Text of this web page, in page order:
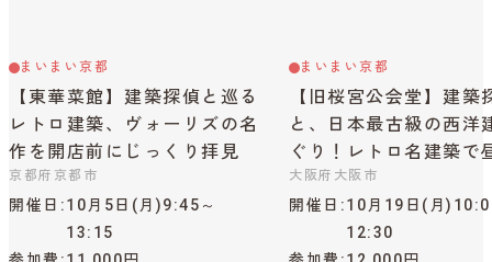
まいまい京都
【東華菜館】建築探偵と巡る
レトロ建築、ヴォーリズの名
作を開店前にじっくり拝見
京都府京都市
開催日
10月5日(月)9:45～
13:15
まいまい京都
【旧桜宮公会堂】建築
と、日本最古級の西洋
ぐり！レトロ名建築で
大阪府大阪市
開催日
10月19日(月
12:30